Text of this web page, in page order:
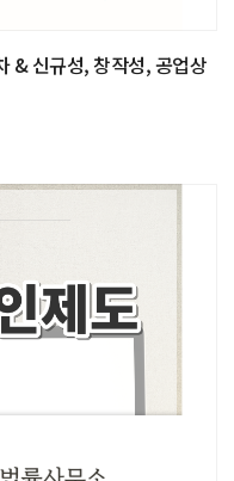
& 신규성, 창작성, 공업상